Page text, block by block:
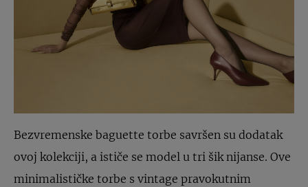
Bezvremenske baguette torbe savršen su dodatak
ovoj kolekciji, a ističe se model u tri šik nijanse. Ove
minimalističke torbe s vintage pravokutnim